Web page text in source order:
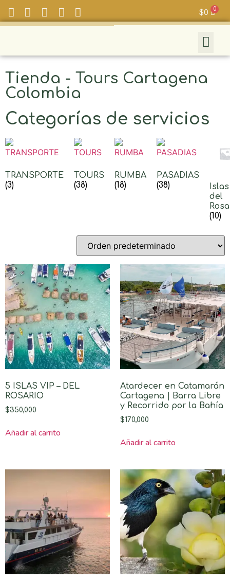
$0
Tienda - Tours Cartagena
Colombia
Categorías de servicios
TRANSPORTE
(3)
TOURS
(38)
RUMBA
(18)
PASADIAS
(38)
Islas
del
(10)
5 ISLAS VIP – DEL
ROSARIO
$350,000
Añadir al carrito
Atardecer en Catamarán
Cartagena | Barra Libre
y Recorrido por la Bahía
$170,000
Añadir al carrito